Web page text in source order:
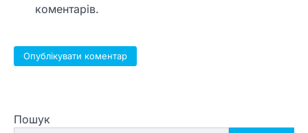
коментарів.
Пошук